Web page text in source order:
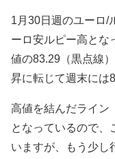
1月30日週のユーロ/
ーロ安ルピー高とな
値の83.29（黒点線
昇に転じて週末には
高値を結んだライン
となっているので、
いますが、もう少し